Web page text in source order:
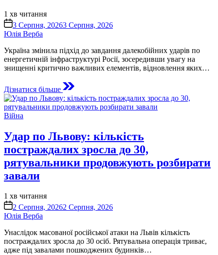
Орієнтовний
час
читання
1 хв читання
on3 Серпня, 20263 Серпня, 2026
Юлія Верба
Україна змінила підхід до завдання далекобійних ударів по
енергетичній інфраструктурі Росії, зосередивши увагу на
знищенні критично важливих елементів, відновлення яких…
Дізнатися більше
Опублікувати
Війна
Удар по Львову: кількість
постраждалих зросла до 30,
рятувальники продовжують розбирати
завали
Орієнтовний
час
читання
1 хв читання
on2 Серпня, 20262 Серпня, 2026
Юлія Верба
Унаслідок масованої російської атаки на Львів кількість
постраждалих зросла до 30 осіб. Рятувальна операція триває,
адже під завалами пошкоджених будинків…